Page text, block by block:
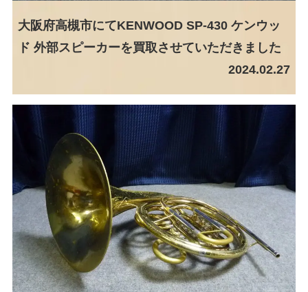
大阪府高槻市にてKENWOOD SP-430 ケンウッ
ド 外部スピーカーを買取させていただきました
2024.02.27